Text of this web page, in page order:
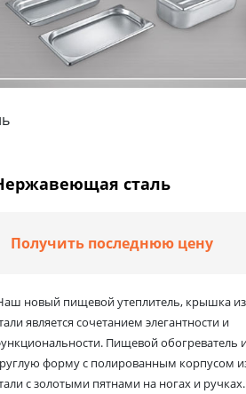
сталь
Получить последнюю цену
новый пищевой утеплитель, крышка
является сочетанием элегантности и
Пищевой обогреватель
форму с полированным корпусом
с золотыми пятнами на ногах и